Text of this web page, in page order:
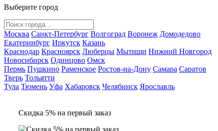
Выберите город
Москва Санкт-Петербург Волгоград Воронеж Домодедово
Екатеринбург Иркутск Казань
Краснодар Красноярск Люберцы Мытищи Нижний Новгород
Новосибирск Одинцово Омск
Пермь Пушкино Раменское Ростов-на-Дону Самара Саратов
Тверь Тольятти
Тула Тюмень Уфа Хабаровск Челябинск Ярославль
Скидка 5% на первый заказ